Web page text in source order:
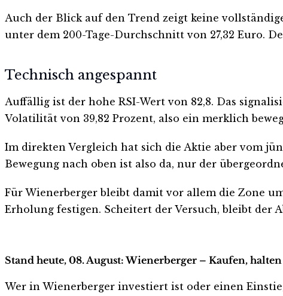
Auch der Blick auf den Trend zeigt keine
unter dem 200-Tage-Durchschnitt von 27,32 Euro.
Technisch angespannt
Auffällig ist der hohe RSI-Wert von 82,8. Das
Volatilität von 39,82 Prozent, also ein merklich
Im direkten Vergleich hat sich die Aktie aber vom
Bewegung nach oben ist also da, nur der
Für Wienerberger bleibt damit vor allem die Zone
Erholung festigen. Scheitert der Versuch, bleibt der
Stand heute, 08. August: Wienerberger – Kaufen,
Wer in Wienerberger investiert ist oder einen